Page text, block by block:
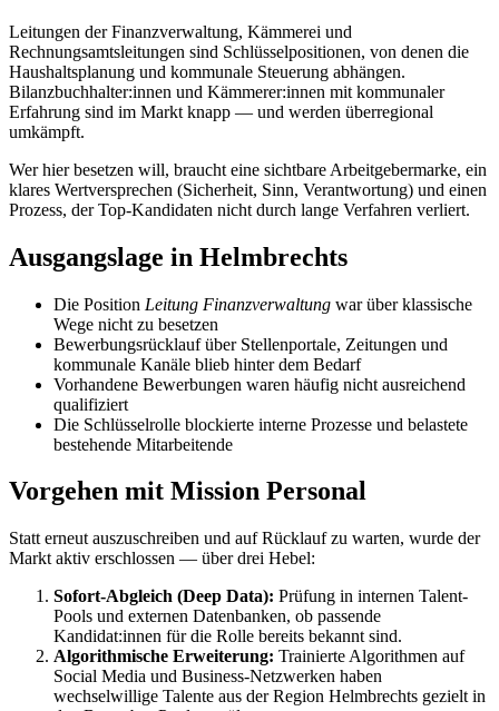
Leitungen der Finanzverwaltung, Kämmerei und
Rechnungsamtsleitungen sind Schlüsselpositionen, von denen die
Haushaltsplanung und kommunale Steuerung abhängen.
Bilanzbuchhalter:innen und Kämmerer:innen mit kommunaler
Erfahrung sind im Markt knapp — und werden überregional
umkämpft.
Wer hier besetzen will, braucht eine sichtbare Arbeitgebermarke, ein
klares Wertversprechen (Sicherheit, Sinn, Verantwortung) und einen
Prozess, der Top-Kandidaten nicht durch lange Verfahren verliert.
Ausgangslage in Helmbrechts
Die Position Leitung Finanzverwaltung war über klassische
Wege nicht zu besetzen
Bewerbungsrücklauf über Stellenportale, Zeitungen und
kommunale Kanäle blieb hinter dem Bedarf
Vorhandene Bewerbungen waren häufig nicht ausreichend
qualifiziert
Die Schlüsselrolle blockierte interne Prozesse und belastete
bestehende Mitarbeitende
Vorgehen mit Mission Personal
Statt erneut auszuschreiben und auf Rücklauf zu warten, wurde der
Markt aktiv erschlossen — über drei Hebel:
Sofort-Abgleich (Deep Data): Prüfung in internen Talent-
Pools und externen Datenbanken, ob passende
Kandidat:innen für die Rolle bereits bekannt sind.
Algorithmische Erweiterung: Trainierte Algorithmen auf
Social Media und Business-Netzwerken haben
wechselwillige Talente aus der Region Helmbrechts gezielt in